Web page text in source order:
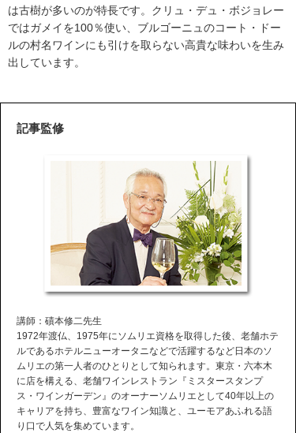
は古樹が多いのが特長です。クリュ・デュ・ボジョレー
ではガメイを100％使い、ブルゴーニュのコート・ドー
ルの村名ワインにも引けを取らない高貴な味わいを生み
出しています。
記事監修
講師：磧本修二先生
1972年渡仏、1975年にソムリエ資格を取得した後、老舗ホテ
ルであるホテルニューオータニなどで活躍するなど日本のソ
ムリエの第一人者のひとりとして知られます。東京・六本木
に店を構える、老舗ワインレストラン『ミスタースタンプ
ス・ワインガーデン』のオーナーソムリエとして40年以上の
キャリアを持ち、豊富なワイン知識と、ユーモアあふれる語
り口で人気を集めています。